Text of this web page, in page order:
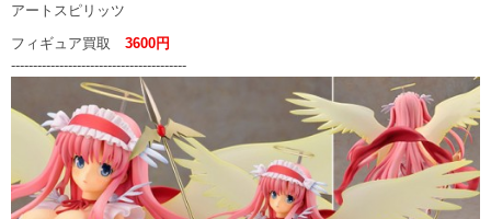
アートスピリッツ
フィギュア買取 3600円
----------------------------------------